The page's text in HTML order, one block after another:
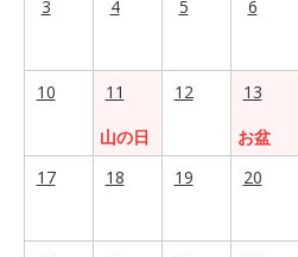
3 4 5 6
10
11
山の日
12
13
お盆
17
18 19 20